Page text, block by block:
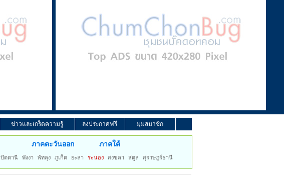
ข่าวและเกร็ดความรู้ ลงประกาศฟรี มุมสมาชิก
ภาคตะวันออก ภาคใต้
ปัตตานี พังงา พัทลุง ภูเก็ต ยะลา ระนอง สงขลา สตูล สุราษฎร์ธานี